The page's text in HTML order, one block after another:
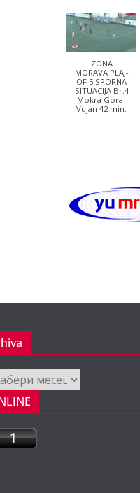
ZONA
MORAVA PLAJ-
OF 5 SPORNA
SITUACIJA Br.4
Mokra Gora-
Vujan 42 min.